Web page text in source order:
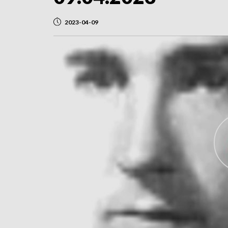
2023-04-09